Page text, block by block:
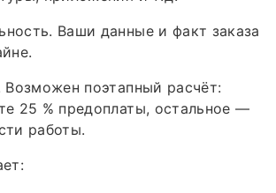
Ваши данные и факт заказа
Возможен поэтапный расчёт:
25 % предоплаты, остальное —
работы.